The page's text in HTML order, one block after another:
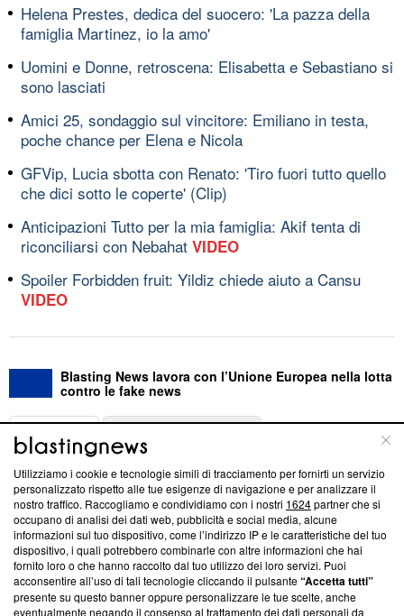
Helena Prestes, dedica del suocero: 'La pazza della
famiglia Martinez, io la amo'
Uomini e Donne, retroscena: Elisabetta e Sebastiano si
sono lasciati
Amici 25, sondaggio sul vincitore: Emiliano in testa,
poche chance per Elena e Nicola
GFVip, Lucia sbotta con Renato: 'Tiro fuori tutto quello
che dici sotto le coperte' (Clip)
Anticipazioni Tutto per la mia famiglia: Akif tenta di
riconciliarsi con Nebahat VIDEO
Spoiler Forbidden fruit: Yildiz chiede aiuto a Cansu
VIDEO
Blasting News lavora con l’Unione Europea nella lotta
contro le fake news
ABOUT
Questa sezione offre informazioni trasparenti su Blasting
News, sui nostri processi editoriali e su come ci impegniamo a
creare news di qualità. Inoltre, afferma la nostra aderenza a
‘Trust Project - News with Integrity’Blasting News non è
ancora membro del programma, ma ha richiesto di farne
parte; Trust Project non ha ancora effettuato una verifica di
conformità agli standard.
Utilizziamo i cookie e tecnologie simili di tracciamento per fornirti un servizio
personalizzato rispetto alle tue esigenze di navigazione e per analizzare il
nostro traffico. Raccogliamo e condividiamo con i nostri 1624partner che si
occupano di analisi dei dati web, pubblicità e social media, alcune
informazioni sul tuo dispositivo, come l’indirizzo IP e le caratteristiche del tuo
dispositivo, i quali potrebbero combinarle con altre informazioni che hai
fornito loro o che hanno raccolto dal tuo utilizzo dei loro servizi. Puoi
acconsentire all’uso di tali tecnologie cliccando il pulsante“Accetta tutti”
presente su questo banner oppure personalizzare le tue scelte, anche
eventualmente negando il consenso al trattamento dei dati personali da